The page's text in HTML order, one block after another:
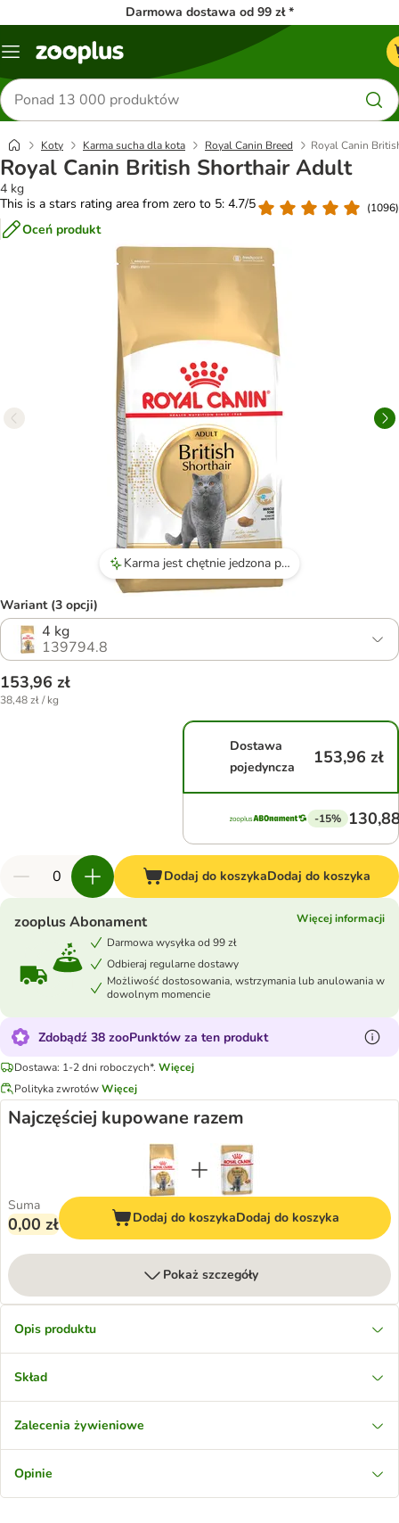
Darmowa dostawa od 99 zł *
Menu
Szukaj
produktów
Koty Karma sucha dla kota Royal Canin Breed Royal Canin
Royal Canin British Shorthair Adult
4 kg
This is a stars rating area from zero to 5: 4.7/5
(1096)
Oceń produkt
Karma jest chętnie jedzona przez koty, nawet te wybredne.
Wariant (3 opcji)
4 kg
139794.8
153,96 zł
38,48 zł / kg
Dostawa
pojedyncza
153,96 zł
-15%
Dodaj do koszykaDodaj do koszyka
zooplus Abonament
Więcej informacji
Darmowa wysyłka od 99 zł
Odbieraj regularne dostawy
Możliwość dostosowania, wstrzymania lub anulowania w
dowolnym momencie
Zdobądź 38 zooPunktów za ten produkt
Dostawa: 1-2 dni roboczych*. Więcej
Polityka zwrotówWięcej
Najczęściej kupowane razem
Suma
0,00 zł Dodaj do koszykaDodaj do koszyka
Pokaż szczegóły
Opis produktu
Skład
Zalecenia żywieniowe
Opinie